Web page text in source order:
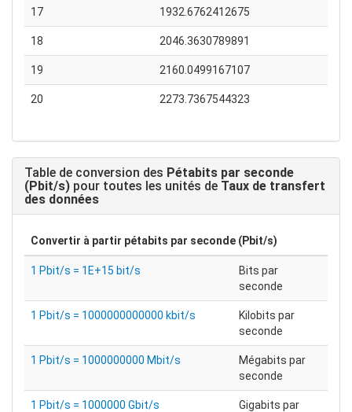
17 1932.6762412675
18 2046.3630789891
19 2160.0499167107
20 2273.7367544323
Table de conversion des Pétabits par seconde
(Pbit/s) pour toutes les unités de Taux de transfert
des données
Convertir à partir pétabits par seconde (Pbit/s)
1 Pbit/s = 1E+15 bit/s
Bits par
seconde
1 Pbit/s = 1000000000000 kbit/s
Kilobits par
seconde
1 Pbit/s = 1000000000 Mbit/s
Mégabits par
seconde
1 Pbit/s = 1000000 Gbit/s
Gigabits par